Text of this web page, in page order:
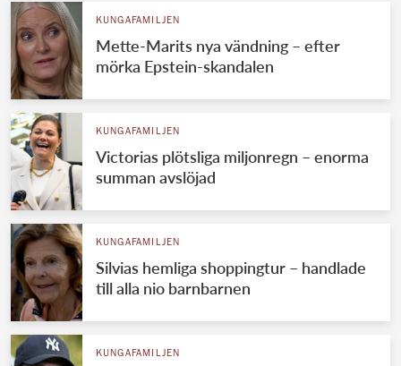
KUNGAFAMILJEN
Mette-Marits nya vändning – efter
mörka Epstein-skandalen
KUNGAFAMILJEN
Victorias plötsliga miljonregn – enorma
summan avslöjad
KUNGAFAMILJEN
Silvias hemliga shoppingtur – handlade
till alla nio barnbarnen
KUNGAFAMILJEN